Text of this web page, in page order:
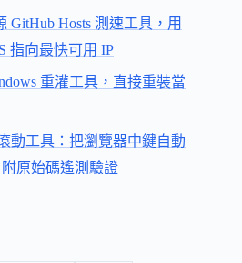
GitHub Hosts 測速工具，用
指向最快可用 IP
重灌工具，直接重裝當
動工具：把瀏覽器中鍵自動
原始碼遙測驗證